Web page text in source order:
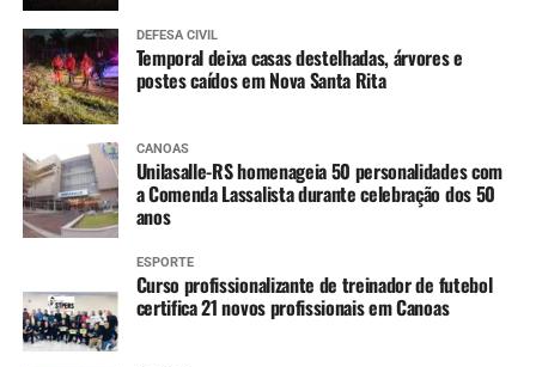
DEFESA CIVIL
Temporal deixa casas destelhadas, árvores e
postes caídos em Nova Santa Rita
CANOAS
Unilasalle-RS homenageia 50 personalidades com
a Comenda Lassalista durante celebração dos 50
anos
ESPORTE
Curso profissionalizante de treinador de futebol
certifica 21 novos profissionais em Canoas